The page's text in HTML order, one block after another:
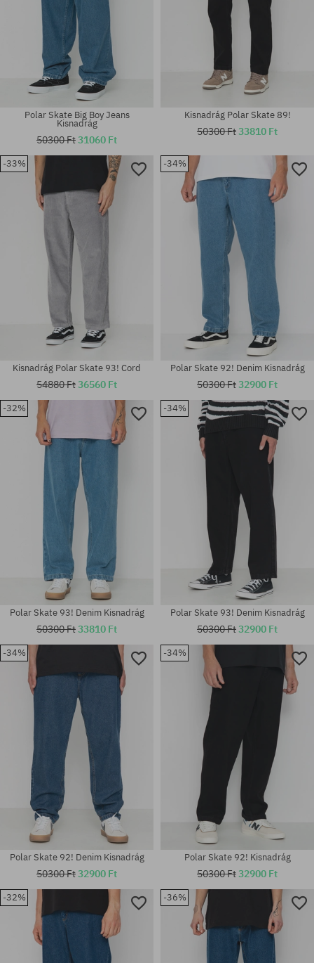
Elérhető méretek:
XS; S; M; L; XL
Elérhető méretek:
XS; S; M
Elérhető méretek:
XS; S; M; L; XL
Polar Skate Big Boy Jeans
Kisnadrág
50300 Ft31060 Ft
Elérhető méretek:
30X32; 32X30; 32X32; 32X34;
34X32; 34X34
Kisnadrág Polar Skate 89!
50300 Ft33810 Ft
-33%
Elérhető méretek:
30X30; 30X32
Kisnadrág Polar Skate 93! Cord
54880 Ft36560 Ft
-34%
Elérhető méretek:
30X32; 32X32; 34X32; 34X34
Polar Skate 92! Denim Kisnadrág
50300 Ft32900 Ft
-32%
Elérhető méretek:
30X32; 34X32; 34X34
Polar Skate 93! Denim Kisnadrág
50300 Ft33810 Ft
-34%
Elérhető méretek:
28X32; 30X30; 30X32; 32X32;
34X32; 34X34
Polar Skate 93! Denim Kisnadrág
50300 Ft32900 Ft
-34%
Polar Skate 92! Denim Kisnadrág
50300 Ft32900 Ft
-34%
Polar Skate 92! Kisnadrág
50300 Ft32900 Ft
-32% -36%